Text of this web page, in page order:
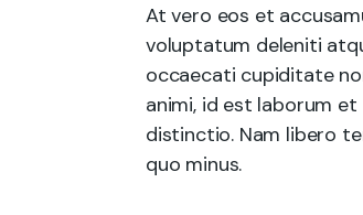
At vero eos et
voluptatum deleniti
occaecati cupiditate
animi, id est laborum
distinctio. Nam libero
quo minus.